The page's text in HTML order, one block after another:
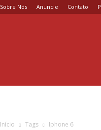
Sobre Nós Anuncie Contato
Início Tags Iphone 6